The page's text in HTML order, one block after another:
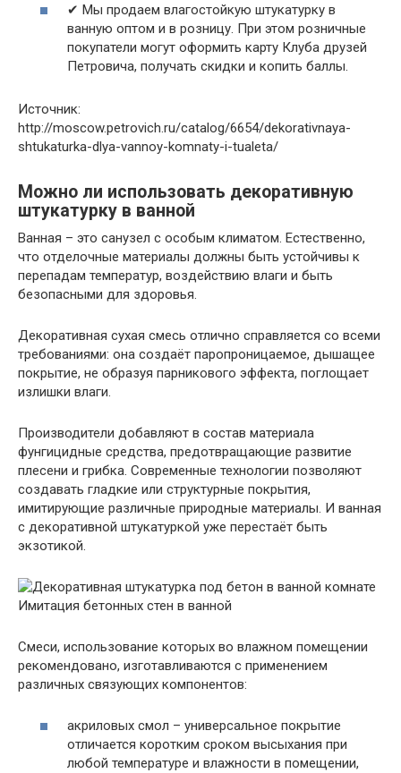
✔ Мы продаем влагостойкую штукатурку в
ванную оптом и в розницу. При этом розничные
покупатели могут оформить карту Клуба друзей
Петровича, получать скидки и копить баллы.
Источник:
http://moscow.petrovich.ru/catalog/6654/dekorativnaya-
shtukaturka-dlya-vannoy-komnaty-i-tualeta/
Можно ли использовать декоративную
штукатурку в ванной
Ванная – это санузел с особым климатом. Естественно,
что отделочные материалы должны быть устойчивы к
перепадам температур, воздействию влаги и быть
безопасными для здоровья.
Декоративная сухая смесь отлично справляется со всеми
требованиями: она создаёт паропроницаемое, дышащее
покрытие, не образуя парникового эффекта, поглощает
излишки влаги.
Производители добавляют в состав материала
фунгицидные средства, предотвращающие развитие
плесени и грибка. Современные технологии позволяют
создавать гладкие или структурные покрытия,
имитирующие различные природные материалы. И ванная
с декоративной штукатуркой уже перестаёт быть
экзотикой.
Имитация бетонных стен в ванной
Смеси, использование которых во влажном помещении
рекомендовано, изготавливаются с применением
различных связующих компонентов:
акриловых смол – универсальное покрытие
отличается коротким сроком высыхания при
любой температуре и влажности в помещении,